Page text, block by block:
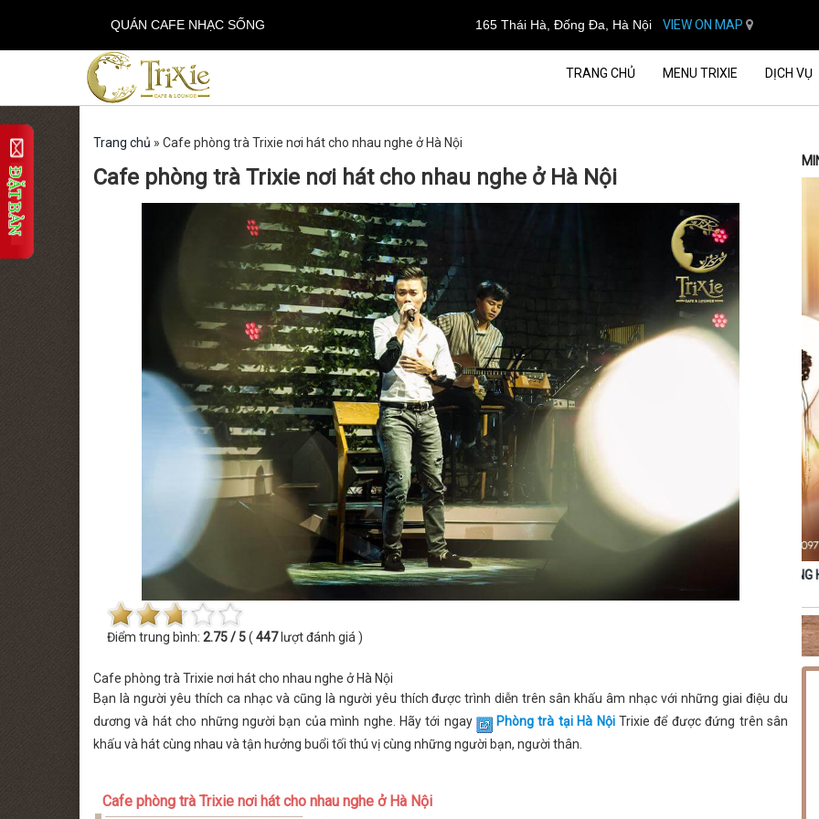
QUÁN CAFE NHẠC SỐNG 165 Thái Hà, Đống Đa, Hà Nội VIEW ON MAP
TRANG CHỦ MENU TRIXIE DỊCH VỤ
Trang chủ » Cafe phòng trà Trixie nơi hát cho nhau nghe ở Hà Nội
Cafe phòng trà Trixie nơi hát cho nhau nghe ở Hà Nội
Điểm trung bình: 2.75 / 5( 447lượt đánh giá )
Cafe phòng trà Trixie nơi hát cho nhau nghe ở Hà Nội
Bạn là người yêu thích ca nhạc và cũng là người yêu thích được trình diễn trên sân khấu âm nhạc với những giai điệu du
dương và hát cho những người bạn của mình nghe. Hãy tới ngay
Phòng trà tại Hà NộiTrixie để được đứng trên sân
khấu và hát cùng nhau và tận hưởng buổi tối thú vị cùng những người bạn, người thân.
Cafe phòng trà Trixie nơi hát cho nhau nghe ở Hà Nội
THỨ BẢY [22.08.2026] MINISHOW TĂNG PHÚC THỨ SÁU [14.08.2026] MINISHOW HOÀNG HẢI